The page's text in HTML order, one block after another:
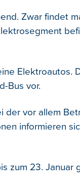
Zwar findet
Elektroautos.
Bus vor.
der vor allem
informieren
zum 23. Januar